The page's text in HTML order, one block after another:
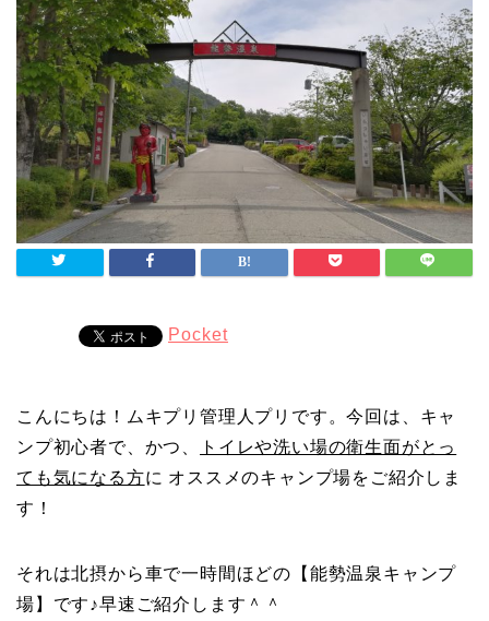
Pocket
こんにちは！ムキプリ管理人プリです。今回は、キャ
ンプ初心者で、かつ、
トイレや洗い場の衛生面がとっ
ても気になる方に オススメのキャンプ場をご紹介しま
す！
それは北摂から車で一時間ほどの【能勢温泉キャンプ
場】です♪早速ご紹介します＾＾